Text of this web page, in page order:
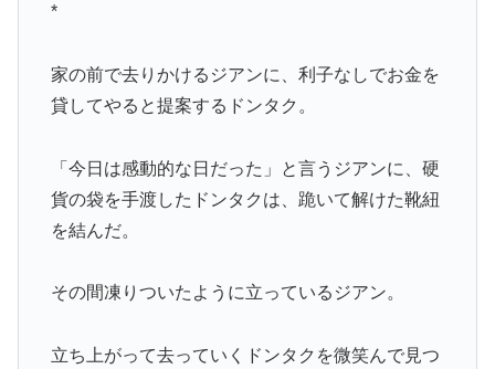
*
家の前で去りかけるジアンに、利子なしでお金を
貸してやると提案するドンタク。
「今日は感動的な日だった」と言うジアンに、硬
貨の袋を手渡したドンタクは、跪いて解けた靴紐
を結んだ。
その間凍りついたように立っているジアン。
立ち上がって去っていくドンタクを微笑んで見つ